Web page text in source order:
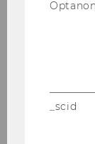
tor*in
Ehrensena
tor*in_scid